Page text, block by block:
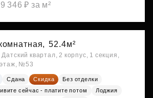
346 ₽ за м²
52.4м²
квартал, 2 корпус, 1 секция,
№53
Сдана Скидка
Без отделки
сейчас - платите потом
Лоджия